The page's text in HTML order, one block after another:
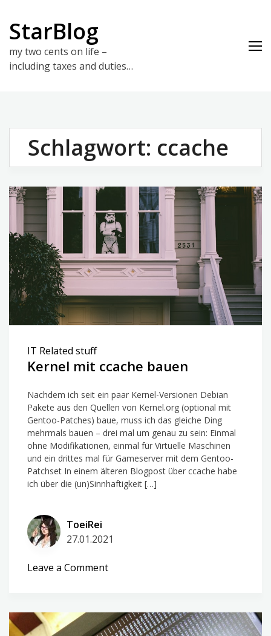
content
StarBlog
my two cents on life –
including taxes and duties…
Schlagwort: ccache
IT Related stuff
Kernel mit ccache bauen
Nachdem ich seit ein paar Kernel-Versionen Debian
Pakete aus den Quellen von Kernel.org (optional mit
Gentoo-Patches) baue, muss ich das gleiche Ding
mehrmals bauen – drei mal um genau zu sein: Einmal
ohne Modifikationen, einmal für Virtuelle Maschinen
und ein drittes mal für Gameserver mit dem Gentoo-
Patchset In einem älteren Blogpost über ccache habe
ich über die (un)Sinnhaftigkeit […]
ToeiRei
27.01.2021
Leave a Commenton
ccache
bauen